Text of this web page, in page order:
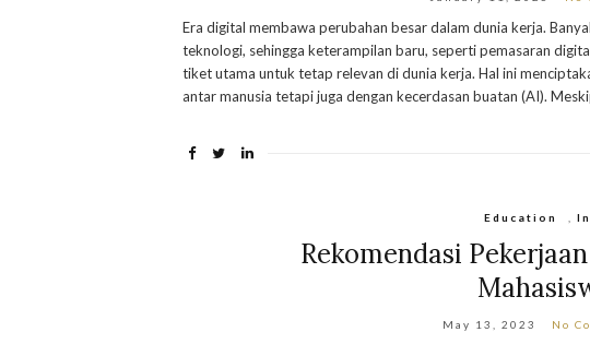
Era digital membawa perubahan besar dalam dunia kerja.
teknologi, sehingga keterampilan baru, seperti pemasaran
tiket utama untuk tetap relevan di dunia kerja. Hal ini
antar manusia tetapi juga dengan kecerdasan buatan (AI).
Education
Rekomendasi
May 13, 2023 No